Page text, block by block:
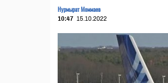
Нурмырат Моммаев
10:47 15.10.2022